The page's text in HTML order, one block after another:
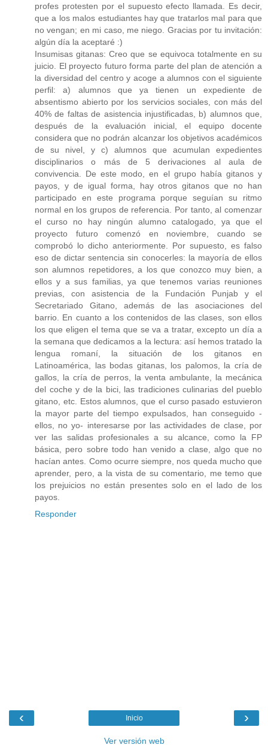
profes protesten por el supuesto efecto llamada. Es decir,
que a los malos estudiantes hay que tratarlos mal para que
no vengan; en mi caso, me niego. Gracias por tu invitación:
algún día la aceptaré :)
Insumisas gitanas: Creo que se equivoca totalmente en su
juicio. El proyecto futuro forma parte del plan de atención a
la diversidad del centro y acoge a alumnos con el siguiente
perfil: a) alumnos que ya tienen un expediente de
absentismo abierto por los servicios sociales, con más del
40% de faltas de asistencia injustificadas, b) alumnos que,
después de la evaluación inicial, el equipo docente
considera que no podrán alcanzar los objetivos académicos
de su nivel, y c) alumnos que acumulan expedientes
disciplinarios o más de 5 derivaciones al aula de
convivencia. De este modo, en el grupo había gitanos y
payos, y de igual forma, hay otros gitanos que no han
participado en este programa porque seguían su ritmo
normal en los grupos de referencia. Por tanto, al comenzar
el curso no hay ningún alumno catalogado, ya que el
proyecto futuro comenzó en noviembre, cuando se
comprobó lo dicho anteriormente. Por supuesto, es falso
eso de dictar sentencia sin conocerles: la mayoría de ellos
son alumnos repetidores, a los que conozco muy bien, a
ellos y a sus familias, ya que tenemos varias reuniones
previas, con asistencia de la Fundación Punjab y el
Secretariado Gitano, además de las asociaciones del
barrio. En cuanto a los contenidos de las clases, son ellos
los que eligen el tema que se va a tratar, excepto un día a
la semana que dedicamos a la lectura: así hemos tratado la
lengua romaní, la situación de los gitanos en
Latinoamérica, las bodas gitanas, los palomos, la cría de
gallos, la cría de perros, la venta ambulante, la mecánica
del coche y de la bici, las tradiciones culinarias del pueblo
gitano, etc. Estos alumnos, que el curso pasado estuvieron
la mayor parte del tiempo expulsados, han conseguido -
ellos, no yo- interesarse por las actividades de clase, por
ver las salidas profesionales a su alcance, como la FP
básica, pero sobre todo han venido a clase, algo que no
hacían antes. Como ocurre siempre, nos queda mucho que
aprender, pero, a la vista de su comentario, me temo que
los prejuicios no están presentes solo en el lado de los
payos.
Responder
‹ ›
Inicio
Ver versión web